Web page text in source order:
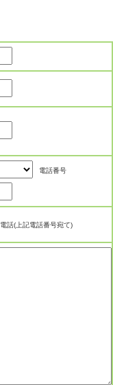
電話番号
電話(上記電話番号宛て)